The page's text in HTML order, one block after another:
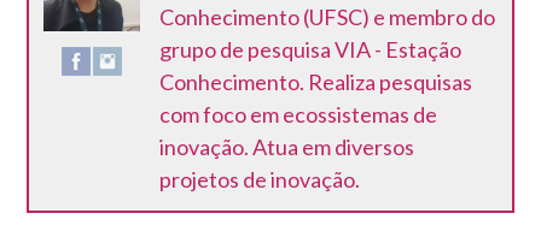
Conhecimento (UFSC) e membro do
grupo de pesquisa VIA - Estação
Conhecimento. Realiza pesquisas
com foco em ecossistemas de
inovação. Atua em diversos
projetos de inovação.